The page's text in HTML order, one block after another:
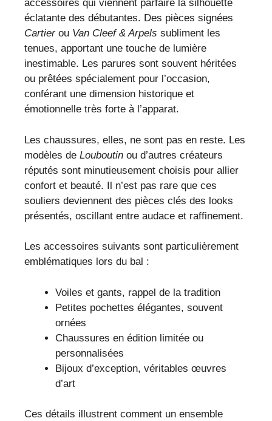
accessoires qui viennent parfaire la silhouette
éclatante des débutantes. Des pièces signées
Cartierou Van Cleef & Arpels subliment les
tenues, apportant une touche de lumière
inestimable. Les parures sont souvent héritées
ou prêtées spécialement pour l’occasion,
conférant une dimension historique et
émotionnelle très forte à l’apparat.
Les chaussures, elles, ne sont pas en reste. Les
modèles de Louboutin ou d’autres créateurs
réputés sont minutieusement choisis pour allier
confort et beauté. Il n’est pas rare que ces
souliers deviennent des pièces clés des looks
présentés, oscillant entre audace et raffinement.
Les accessoires suivants sont particulièrement
emblématiques lors du bal :
Voiles et gants, rappel de la tradition
Petites pochettes élégantes, souvent
ornées
Chaussures en édition limitée ou
personnalisées
Bijoux d’exception, véritables œuvres
d’art
Ces détails illustrent comment un ensemble